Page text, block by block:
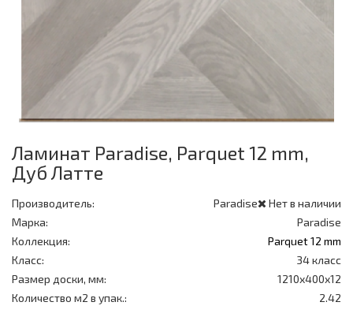
Ламинат Paradise, Parquet 12 mm,
Дуб Латте
Нет в наличии
Производитель:
Paradise
Марка:
Paradise
Коллекция:
Parquet 12 mm
Класс:
34 класс
Размер доски, мм:
1210х400х12
Количество м2 в упак.:
2.42